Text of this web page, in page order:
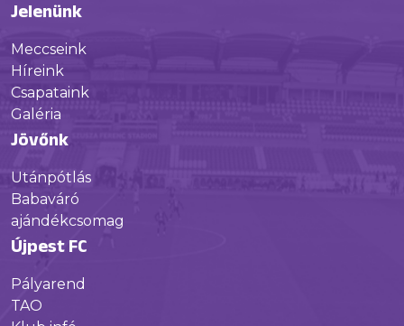
Jelenünk
Meccseink
Híreink
Csapataink
Galéria
Jövőnk
Utánpótlás
Babaváró
ajándékcsomag
Újpest FC
Pályarend
TAO